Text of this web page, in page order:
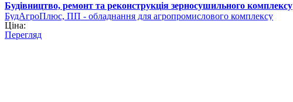
Будівництво, ремонт та реконструкція зерносушильного комплексу
БудАгроПлюс, ПП - обладнання для агропромислового комплексу
Ціна:
Перегляд